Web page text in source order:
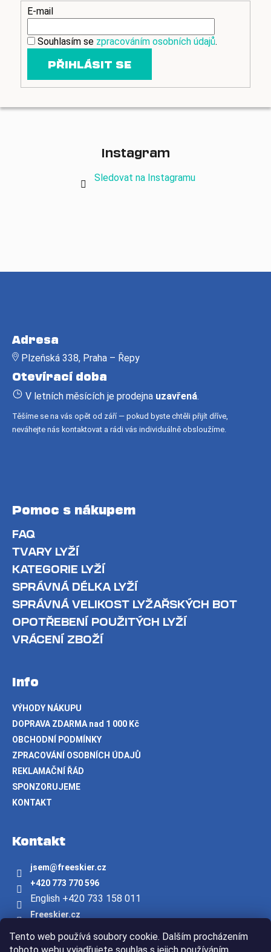
Tento web používá soubory cookie. Dalším procházením
E-mail
Souhlasím se zpracováním osobních údajů.
PŘIHLÁSIT SE
Instagram
Sledovat na Instagramu
Adresa
Plzeňská 338, Praha – Řepy
Otevírací doba
V letních měsících je prodejna uzavřená.
Těšíme se na vás opět od září — pokud byste chtěli přijít dříve,
neváhejte nás kontaktovat a rádi vás individuálně obsloužíme.
Pomoc s nákupem
FAQ
TVARY LYŽÍ
KATEGORIE LYŽÍ
SPRÁVNÁ DÉLKA LYŽÍ
SPRÁVNÁ VELIKOST LYŽAŘSKÝCH BOT
OPOTŘEBENÍ POUŽITÝCH LYŽÍ
VRÁCENÍ ZBOŽÍ
Info
VÝHODY NÁKUPU
DOPRAVA ZDARMA nad 1 000 Kč
OBCHODNÍ PODMÍNKY
ZPRACOVÁNÍ OSOBNÍCH ÚDAJŮ
REKLAMAČNÍ ŘÁD
SPONZORUJEME
KONTAKT
Kontakt
jsem@freeskier.cz
+420 773 770 596
English +420 733 158 011
Freeskier.cz
Youtube/freeskier.cz